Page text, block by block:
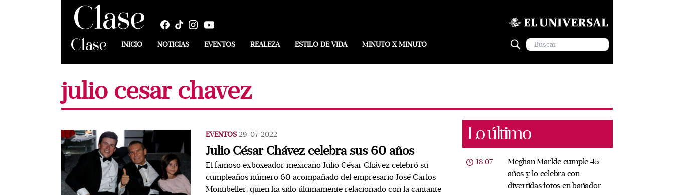
INICIO NOTICIAS EVENTOS REALEZA ESTILO DE VIDA MINUTO X MINUTO
julio cesar chavez
EVENTOS 29/07/2022
Julio César Chávez celebra sus 60 años
El famoso exboxeador mexicano Julio César Chávez celebró su
cumpleaños número 60 acompañado del empresario José Carlos
Montibeller, quien ha sido últimamente relacionado con la cantante
Lo último
18:07
Meghan Markle cumple 45
años y lo celebra con
divertidas fotos en bañador